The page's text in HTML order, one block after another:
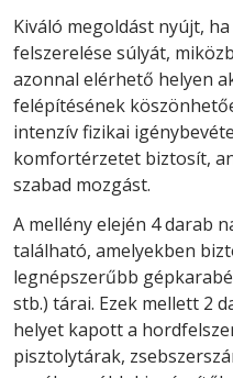
Kiváló megoldást nyújt,
felszerelése súlyát,
azonnal elérhető helyen
felépítésének
intenzív fizikai
komfortérzetet biztosít,
szabad mozgást.
A mellény elején 4 darab
található, amelyekben
legnépszerűbb
stb.) tárai. Ezek mellett 2
helyet kapott a
pisztolytárak,